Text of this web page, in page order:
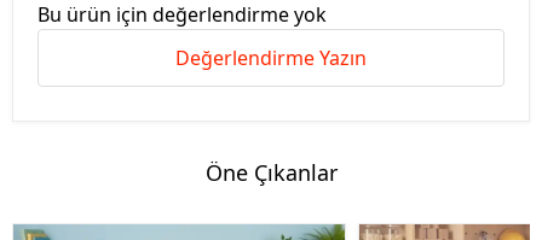
Bu ürün için değerlendirme yok
Değerlendirme Yazın
Öne Çıkanlar